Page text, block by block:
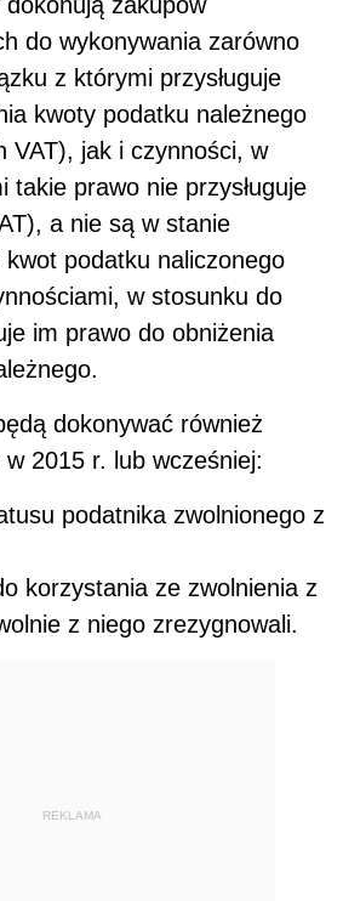
do wykonywania zarówno
z którymi przysługuje
kwoty podatku należnego
VAT), jak i czynności, w
takie prawo nie przysługuje
a nie są w stanie
podatku naliczonego
w stosunku do
im prawo do obniżenia
dokonywać również
2015 r. lub wcześniej:
podatnika zwolnionego z
korzystania ze zwolnienia z
z niego zrezygnowali.
REKLAMA